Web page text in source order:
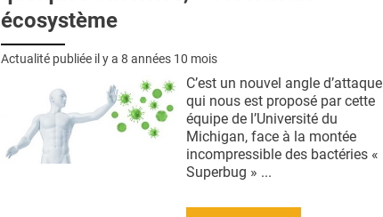
écosystème
Actualité publiée il y a 8 années 10 mois
C’est un nouvel angle d’attaque
qui nous est proposé par cette
équipe de l’Université du
Michigan, face à la montée
incompressible des bactéries «
Superbug » ...